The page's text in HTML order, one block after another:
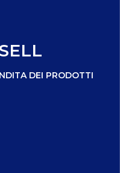
DEI PRODOTTI